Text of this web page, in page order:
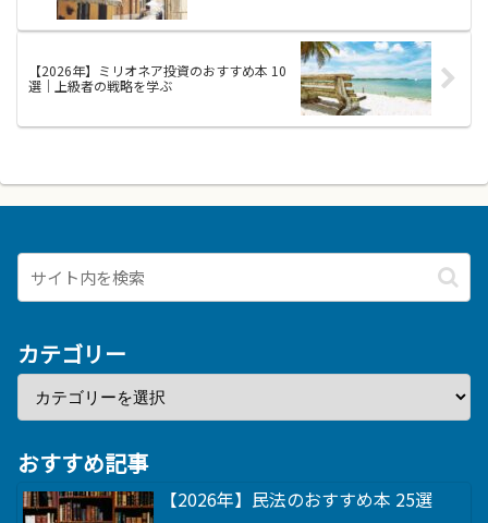
【2026年】ミリオネア投資のおすすめ本 10
選｜上級者の戦略を学ぶ
カテゴリー
おすすめ記事
【2026年】民法のおすすめ本 25選